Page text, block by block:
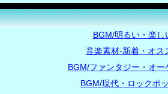
BGM/明るい・楽し
音楽素材-新着・オス
BGM/ファンタジー・オー
BGM/現代・ロックポ